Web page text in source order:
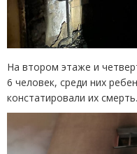
На втором этаже и
6 человек, среди них
констатировали их смерть.